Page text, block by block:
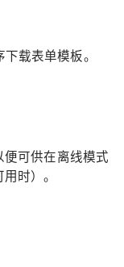
载表单模板。
可供在离线模式
时）。